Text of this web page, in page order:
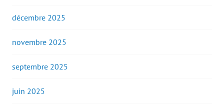
décembre 2025
novembre 2025
septembre 2025
juin 2025